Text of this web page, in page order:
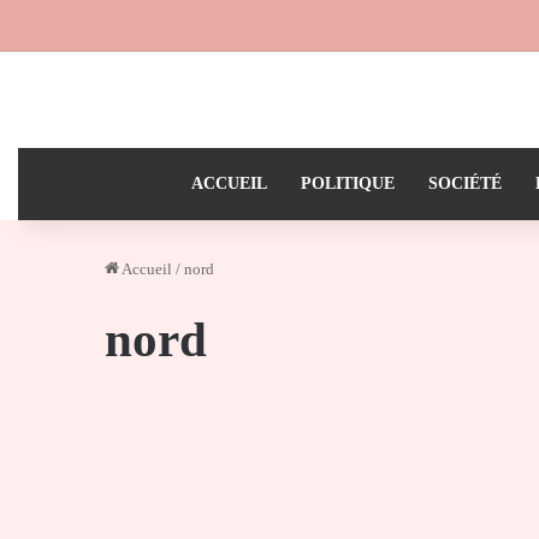
ACCUEIL POLITIQUE SOCIÉTÉ
Accueil / nord
nord